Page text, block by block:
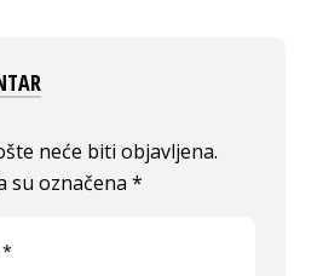
neće biti objavljena.
su označena*